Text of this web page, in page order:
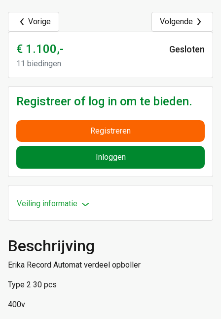
Vorige Volgende
€ 1.100,-
11 biedingen
Gesloten
Registreer of log in om te bieden.
Registreren
Inloggen
Veiling informatie
Beschrijving
Erika Record Automat verdeel opboller
Type 2 30 pcs
400v